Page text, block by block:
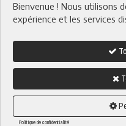
Bienvenue ! Nous utilisons
expérience et les services
Politique de confidentialité
RUBRIQUES
› Actu & Société
› Quotidien
fluctual.fr tous droits
Ce site a été conçu et